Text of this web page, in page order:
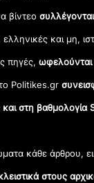
βίντεο
ελληνικές και μη,
πηγές,
Politikes.gr
στη βαθμολογία
κάθε άρθρου,
στους